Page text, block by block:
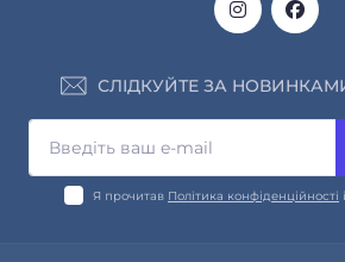
СЛІДКУЙТЕ ЗА
Я прочитав Політика конфіденційності